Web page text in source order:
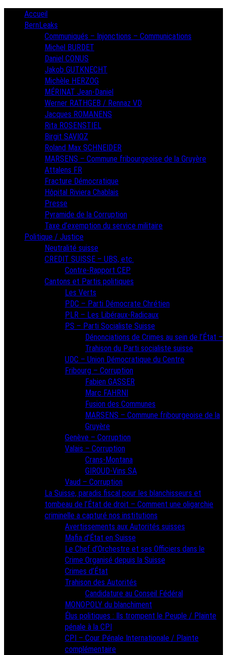
PrimaryAccueil
BernLeaks
Communiqués – Injonctions – Communications
Michel BURDET
Daniel CONUS
Jakob GUTKNECHT
Michèle HERZOG
MÉRINAT Jean-Daniel
Werner RATHGEB / Rennaz VD
Jacques ROMANENS
Rita ROSENSTIEL
Birgit SAVIOZ
Roland Max SCHNEIDER
MARSENS – Commune fribourgeoise de la Gruyère
Attalens FR
Fracture Démocratique
Hôpital Riviera Chablais
Presse
Pyramide de la Corruption
Taxe d’exemption du service militaire
Politique / Justice
Neutralité suisse
CREDIT SUISSE – UBS, etc.
Contre-Rapport CEP
Cantons et Partis politiques
Les Verts
PDC – Parti Démocrate Chrétien
PLR – Les Libéraux-Radicaux
PS – Parti Socialiste Suisse
Dénonciations de Crimes au sein de l’État –
Trahison du Parti socialiste suisse
UDC – Union Démocratique du Centre
Fribourg – Corruption
Fabien GASSER
Marc FAHRNI
Fusion des Communes
MARSENS – Commune fribourgeoise de la
Gruyère
Genève – Corruption
Valais – Corruption
Crans-Montana
GIROUD-Vins SA
Vaud – Corruption
La Suisse, paradis fiscal pour les blanchisseurs et
tombeau de l’État de droit – Comment une oligarchie
criminelle a capturé nos institutions
Avertissements aux Autorités suisses
Mafia d’État en Suisse
Le Chef d’Orchestre et ses Officiers dans le
Crime Organisé depuis la Suisse
Crimes d’État
Trahison des Autorités
Candidature au Conseil Fédéral
MONOPOLY du blanchiment
Élus politiques : Ils trompent le Peuple / Plainte
pénale à la CPI
CPI – Cour Pénale Internationale / Plainte
complémentaire